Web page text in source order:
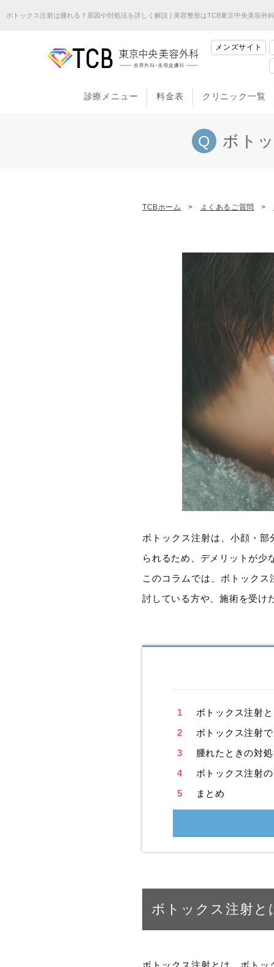
ボトックス注射は腫れる？原因や対処法を詳しく解説 | 美容整形はTCB東京中央美容外科
メンズサイト
診療メニュー 料金表 クリニック一覧
ボト
TCBホーム よくあるご質問
ボトックス注射は、小顔・
られるため、デメリットが少
このコラムでは、ボトック
討している方や、施術を受け
1
ボトックス注射
2
ボトックス注射
3
腫れたときの対
4
ボトックス注射
5
まとめ
ボトックス注射と
ボトックス注射とは、ボト